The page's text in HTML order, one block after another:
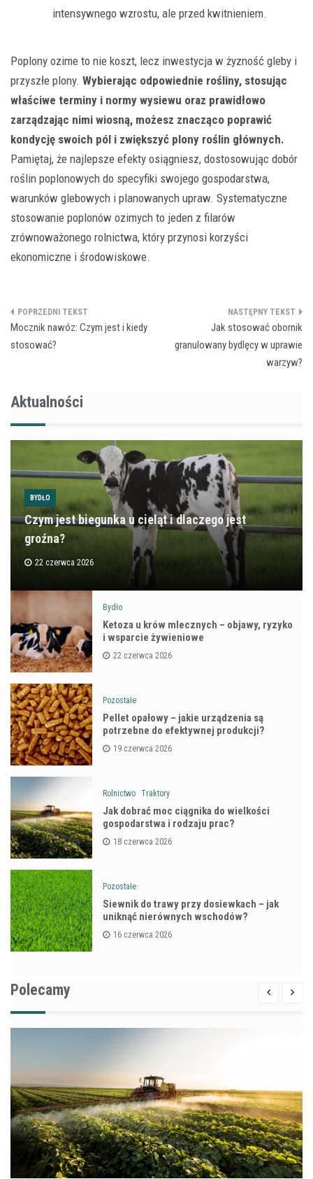
intensywnego wzrostu, ale przed kwitnieniem.
Poplony ozime to nie koszt, lecz inwestycja w żyzność gleby i
przyszłe plony. Wybierając odpowiednie rośliny, stosując
właściwe terminy i normy wysiewu oraz prawidłowo
zarządzając nimi wiosną, możesz znacząco poprawić
kondycję swoich pól i zwiększyć plony roślin głównych.
Pamiętaj, że najlepsze efekty osiągniesz, dostosowując dobór
roślin poplonowych do specyfiki swojego gospodarstwa,
warunków glebowych i planowanych upraw. Systematyczne
stosowanie poplonów ozimych to jeden z filarów
zrównoważonego rolnictwa, który przynosi korzyści
ekonomiczne i środowiskowe.
Nawigacja
wpisu
Mocznik nawóz: Czym jest i kiedy
stosować?
Jak stosować obornik
granulowany bydlęcy w uprawie
warzyw?
Aktualności
BYDŁO
Czym jest biegunka u cieląt i dlaczego jest
groźna?
22 czerwca 2026
Bydło
Ketoza u krów mlecznych – objawy, ryzyko
i wsparcie żywieniowe
22 czerwca 2026
Pozostałe
Pellet opałowy – jakie urządzenia są
potrzebne do efektywnej produkcji?
19 czerwca 2026
Rolnictwo Traktory
Jak dobrać moc ciągnika do wielkości
gospodarstwa i rodzaju prac?
18 czerwca 2026
Pozostałe
Siewnik do trawy przy dosiewkach – jak
uniknąć nierównych wschodów?
16 czerwca 2026
Polecamy